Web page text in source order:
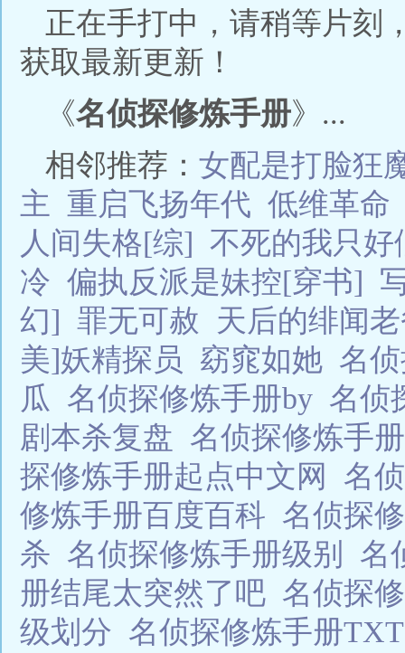
正在手打中，请稍等片刻
获取最新更新！
《名侦探修炼手册》...
相邻推荐： 女配是打脸狂
主 重启飞扬年代 低维革命
人间失格[综] 不死的我只好
冷 偏执反派是妹控[穿书]
幻] 罪无可赦 天后的绯闻
美]妖精探员
窈窕如她 名
瓜 名侦探修炼手册by 名侦
剧本杀复盘 名侦探修炼手
探修炼手册起点中文网 名
修炼手册百度百科 名侦探
杀 名侦探修炼手册级别 名
册结尾太突然了吧 名侦探
级划分 名侦探修炼手册